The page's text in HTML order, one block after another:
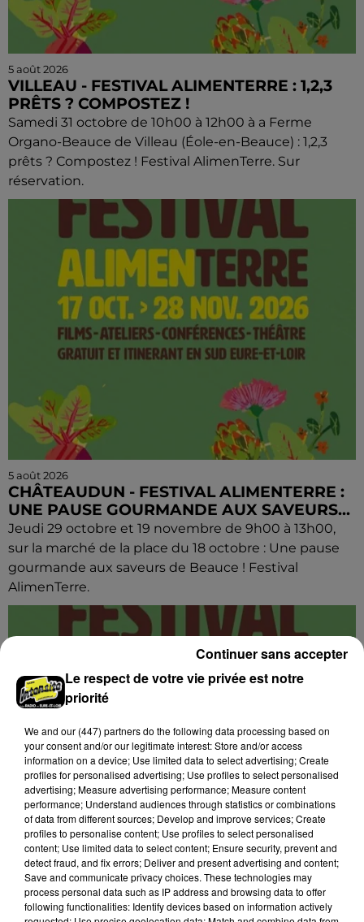
5 août 2026
VILLEAU - FESTIVAL ALIMENTERRE : 1,2,3
PRÊTS ? COMPOSTEZ !
Samedi 31 octobre de 10h00 à 12h00 à a Ferme
Organo-Beauce de Villeau (Éole-en-Beauce) : 1,2,3
prêts ? Compostez ! Festival AlimenTerre. Sur
réservation.
5 août 2026
CHÂTEAUDUN - FESTIVAL ALIMENTERRE :
UNE PAUSE GOURMANDE AUX SAVEURS...
Jeudi 29 octobre et 19 novembre de 9h00 à 13h00,
sur la marché de la place du 18 octobre : Une pause
gourmande aux saveurs de Beauce ! Festival
AlimenTerre.
5 août 2026
CHÂTEAUDUN - FESTIVAL ALIMENTERRE :
UNE PAUSE GOURMANDE AUX SAVEURS...
Le respect de votre vie privée est notre
priorité
We and our (447) partnersdo the following data processing based on
your consent and/or our legitimate interest: Store and/or access
information on a device; Use limited data to select advertising; Create
profiles for personalised advertising; Use profiles to select personalised
advertising; Measure advertising performance; Measure content
performance; Understand audiences through statistics or combinations
of data from different sources; Develop and improve services; Create
profiles to personalise content; Use profiles to select personalised
content; Use limited data to select content; Ensure security, prevent and
detect fraud, and fix errors; Deliver and present advertising and content;
Save and communicate privacy choices. These technologies may
process personal data such as IP address and browsing data to offer
following functionalities: Identify devices based on information actively
Continuer sans accepter